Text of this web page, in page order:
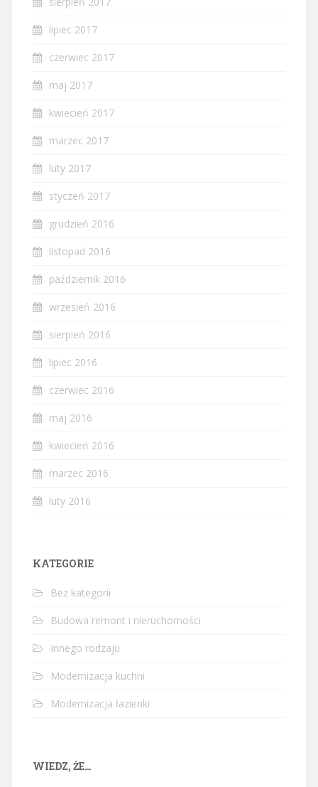
lipiec 2017
czerwiec 2017
maj 2017
kwiecień 2017
marzec 2017
luty 2017
styczeń 2017
grudzień 2016
listopad 2016
październik 2016
wrzesień 2016
sierpień 2016
lipiec 2016
czerwiec 2016
maj 2016
kwiecień 2016
marzec 2016
luty 2016
KATEGORIE
Bez kategorii
Budowa remont i nieruchomości
Innego rodzaju
Modernizacja kuchni
Modernizacja łazienki
WIEDZ, ŻE…